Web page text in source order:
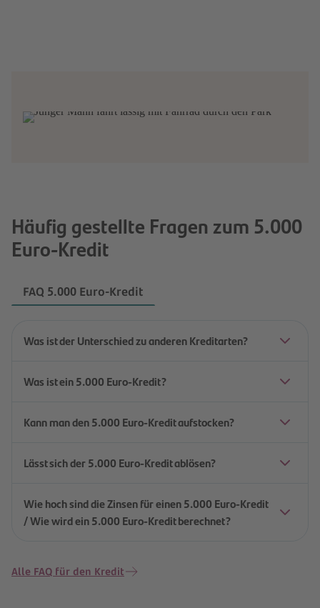
Häufig gestellte Fragen zum 5.000
Euro-Kredit
FAQ 5.000 Euro-Kredit
Was ist der Unterschied zu anderen Kreditarten?
Was ist ein 5.000 Euro-Kredit?
Kann man den 5.000 Euro-Kredit aufstocken?
Lässt sich der 5.000 Euro-Kredit ablösen?
Wie hoch sind die Zinsen für einen 5.000 Euro-Kredit
/ Wie wird ein 5.000 Euro-Kredit berechnet?
Alle FAQ für den Kredit